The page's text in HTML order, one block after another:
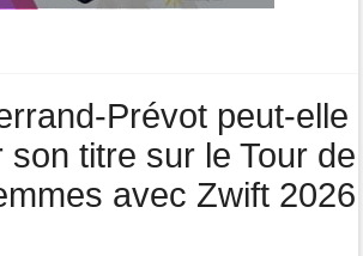
ouvert... Toutes les dernières infos de
05/08
5e étape ! Ferrand-Prévot perd tout
Prévot peut-elle
son titre sur le Tour de
avec Zwift 2026